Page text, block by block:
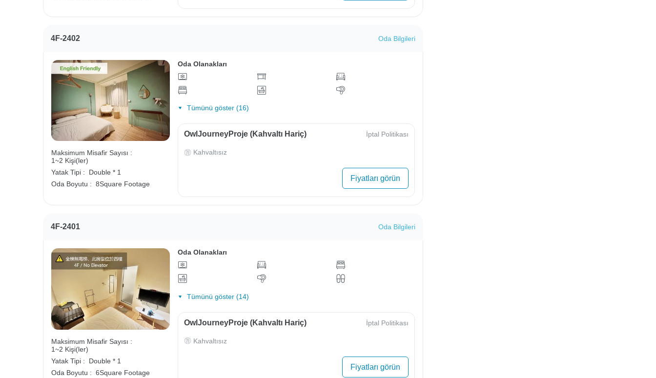
4F-2402 Oda Bilgileri
Maksimum Misafir Sayısı :
1~2 Kişi(ler)
Yatak Tipi :
Double * 1
Oda Boyutu : 8Square Footage
Oda Olanakları
Tümünü göster (16)
OwlJourneyProje (Kahvaltı Hariç) İptal Politikası
Kahvaltısız
Fiyatları görün
4F-2401 Oda Bilgileri
Maksimum Misafir Sayısı :
1~2 Kişi(ler)
Yatak Tipi :
Double * 1
Oda Boyutu : 6Square Footage
Oda Olanakları
Tümünü göster (14)
OwlJourneyProje (Kahvaltı Hariç) İptal Politikası
Kahvaltısız
Fiyatları görün